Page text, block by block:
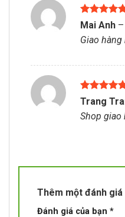
Được xếp
sao
Mai Anh –
Giao
Được xếp
hạng5
sao
Trang
Shop giao
Thêm một đánh giá
Đánh giá của bạn *